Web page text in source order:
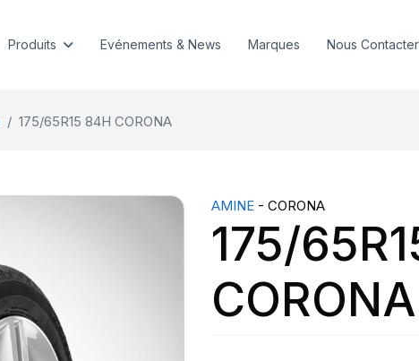
Produits Evénements & News Marques Nous Contacter
175/65R15 84H CORONA
AMINE - CORONA
175/
CORONA